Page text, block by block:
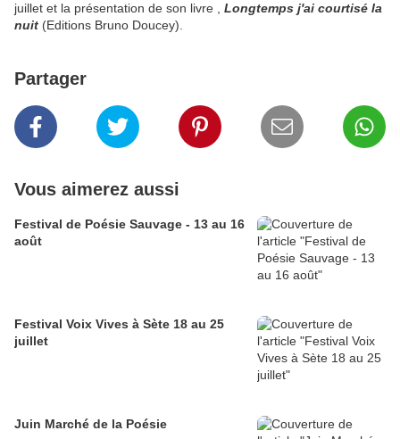
juillet et la présentation de son livre , Longtemps j'ai courtisé la
nuit (Editions Bruno Doucey).
Partager
Vous aimerez aussi
Festival de Poésie Sauvage - 13 au 16
août
Festival Voix Vives à Sète 18 au 25
juillet
Juin Marché de la Poésie